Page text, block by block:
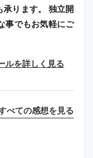
承ります。 独立開
事でもお気軽にご
ルを詳しく見る
べての感想を見る